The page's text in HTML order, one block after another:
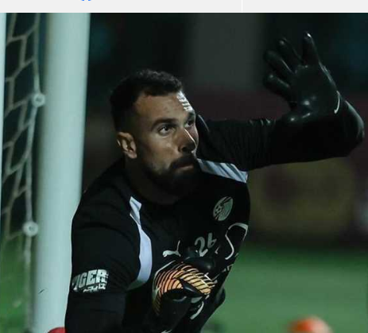
دوري أبطال أوروبا
دوري أبطال إفريقيا
كل البطولات